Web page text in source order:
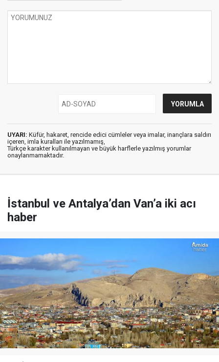
UYARI: Küfür, hakaret, rencide edici cümleler veya imalar, inançlara saldırı
içeren, imla kuralları ile yazılmamış,
Türkçe karakter kullanılmayan ve büyük harflerle yazılmış yorumlar
onaylanmamaktadır.
İstanbul ve Antalya’dan Van’a iki acı
haber